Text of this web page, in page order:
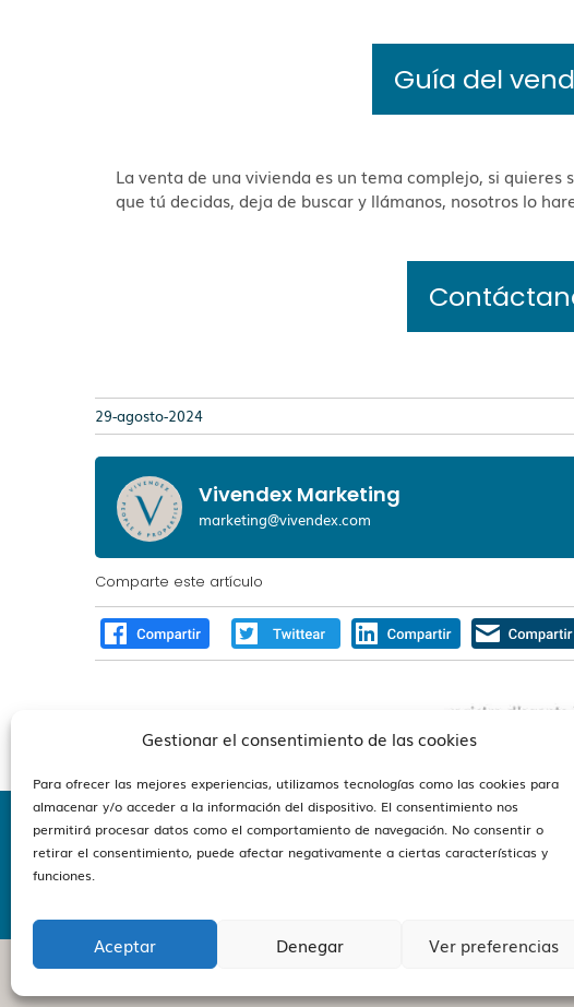
Gestionar el consentimiento de las cookies
Para ofrecer las mejores experiencias, utilizamos tecnologías como las cookies para
almacenar y/o acceder a la información del dispositivo. El consentimiento nos
permitirá procesar datos como el comportamiento de navegación. No consentir o
retirar el consentimiento, puede afectar negativamente a ciertas características y
funciones.
Aceptar Denegar Ver preferencias
Guía del
La venta de una vivienda es un tema complejo, si
que tú decidas, deja de buscar y llámanos, nosotros lo
29-agosto-2024
Vivendex Marketing
marketing@vivendex.com
Comparte este artículo
Estamos en